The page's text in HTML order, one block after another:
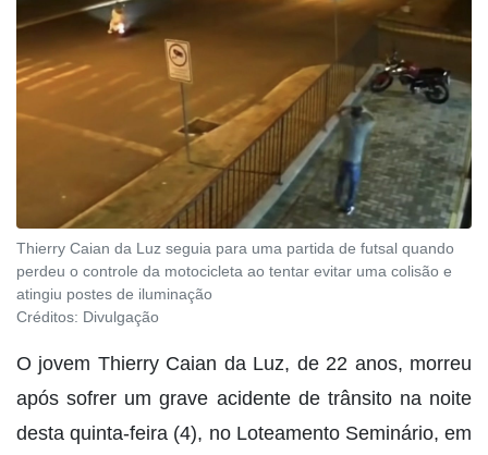
Thierry Caian da Luz seguia para uma partida de futsal quando
perdeu o controle da motocicleta ao tentar evitar uma colisão e
atingiu postes de iluminação
Créditos: Divulgação
O jovem Thierry Caian da Luz, de 22 anos, morreu
após sofrer um grave acidente de trânsito na noite
desta quinta-feira (4), no Loteamento Seminário, em